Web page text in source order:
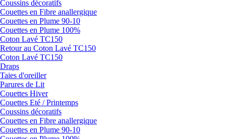
Coussins décoratifs
Couettes en Fibre anallergique
Couettes en Plume 90-10
Couettes en Plume 100%
Coton Lavé TC150
Retour au Coton Lavé TC150
Coton Lavé TC150
Draps
Taies d'oreiller
Parures de Lit
Couettes Hiver
Couettes Eté / Printemps
Coussins décoratifs
Couettes en Fibre anallergique
Couettes en Plume 90-10